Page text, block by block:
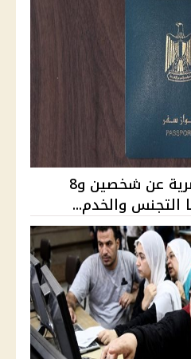
إسقاط الجنسية المصرية عن شخصين و8
التجنس والخدم...